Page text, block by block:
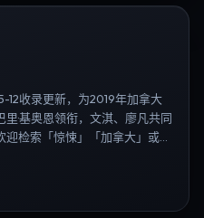
12收录更新，为2019年加拿大
·基奥恩领衔，文淇、廖凡共同
检索「惊悚」「加拿大」或对
清等长尾词。